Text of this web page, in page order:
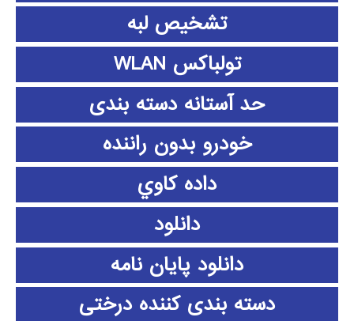
تشخیص لبه
تولباکس WLAN
حد آستانه دسته بندی
خودرو بدون راننده
داده كاوي
دانلود
دانلود پايان نامه
دسته بندی کننده درختی